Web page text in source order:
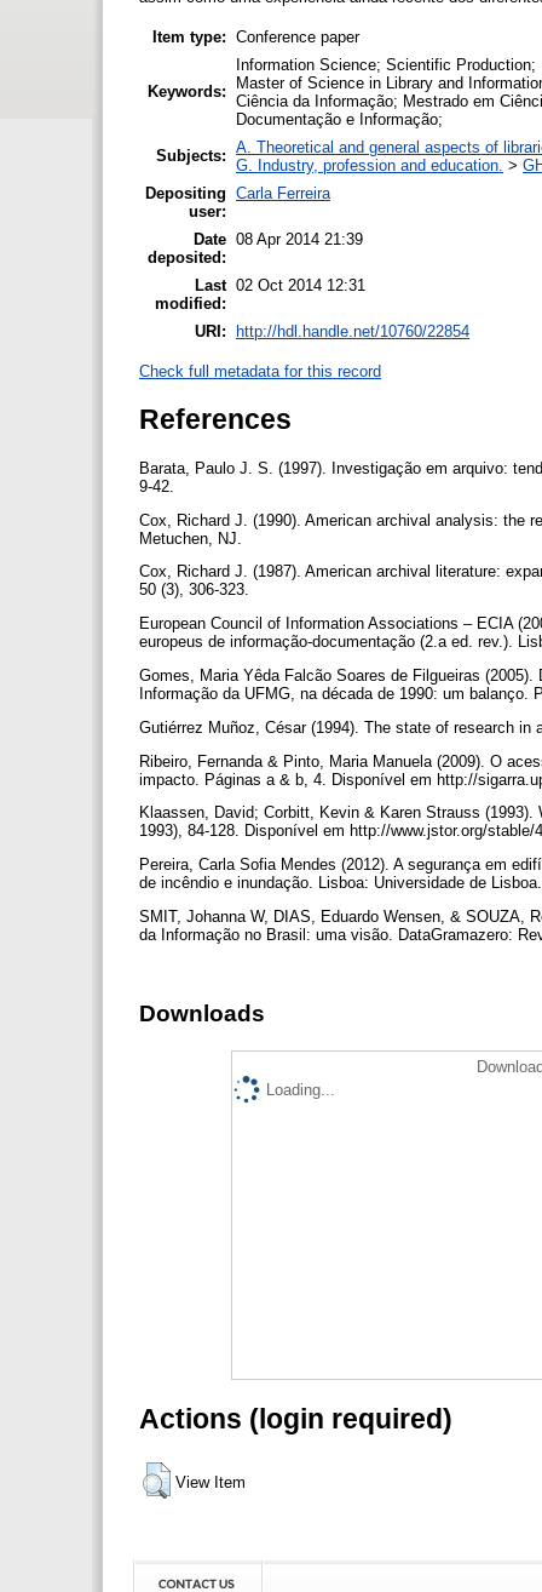
Item type: Conference paper
Keywords:
Information Science; Scientific
Master of Science in Library and
Ciência da Informação; Mestrado em
Documentação e Informação;
Subjects: A. Theoretical and general aspects of
G. Industry, profession and education. >
Depositing
user:
Carla Ferreira
Date
deposited:
08 Apr 2014 21:39
Last
modified:
02 Oct 2014 12:31
URI: http://hdl.handle.net/10760/22854
Check full metadata for this record
References
Barata, Paulo J. S. (1997). Investigação em arquivo:
9-42.
Cox, Richard J. (1990). American archival analysis: the
Metuchen, NJ.
Cox, Richard J. (1987). American archival literature:
50 (3), 306-323.
European Council of Information Associations – ECIA
europeus de informação-documentação (2.a ed. rev.).
Gomes, Maria Yêda Falcão Soares de Filgueiras
Informação da UFMG, na década de 1990: um
Gutiérrez Muñoz, César (1994). The state of research
Ribeiro, Fernanda & Pinto, Maria Manuela (2009). O
impacto. Páginas a & b, 4. Disponível em http://
Klaassen, David; Corbitt, Kevin & Karen Strauss
1993), 84-128. Disponível em http://www.jstor.org/stable/
Pereira, Carla Sofia Mendes (2012). A segurança em
de incêndio e inundação. Lisboa: Universidade de
SMIT, Johanna W, DIAS, Eduardo Wensen, & SOUZA,
da Informação no Brasil: uma visão. DataGramazero:
Downloads
Loading...
Actions (login required)
View Item